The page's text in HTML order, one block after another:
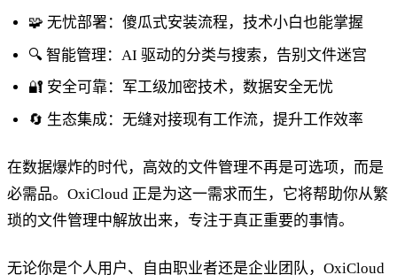
🧩 无忧部署：傻瓜式安装流程，技术小白也能掌握
🔍 智能管理：AI 驱动的分类与搜索，告别文件迷宫
🔐 安全可靠：军工级加密技术，数据安全无忧
🔄 生态集成：无缝对接现有工作流，提升工作效率
在数据爆炸的时代，高效的文件管理不再是可选项，而是
必需品。OxiCloud 正是为这一需求而生，它将帮助你从繁
琐的文件管理中解放出来，专注于真正重要的事情。
无论你是个人用户、自由职业者还是企业团队，OxiCloud